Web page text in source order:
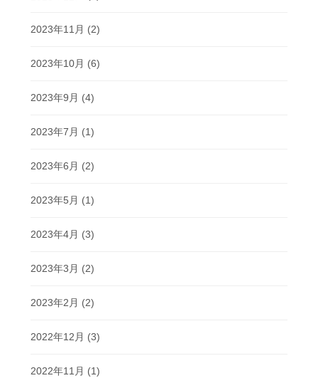
2023年11月 (2)
2023年10月 (6)
2023年9月 (4)
2023年7月 (1)
2023年6月 (2)
2023年5月 (1)
2023年4月 (3)
2023年3月 (2)
2023年2月 (2)
2022年12月 (3)
2022年11月 (1)